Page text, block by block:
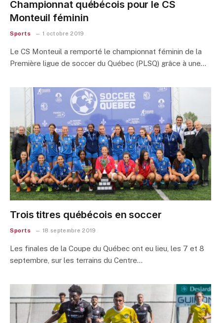
Championnat québécois pour le CS
Monteuil féminin
Sports 1 octobre 2019
Le CS Monteuil a remporté le championnat féminin de la
Première ligue de soccer du Québec (PLSQ) grâce à une…
Trois titres québécois en soccer
Sports 18 septembre 2019
Les finales de la Coupe du Québec ont eu lieu, les 7 et 8
septembre, sur les terrains du Centre…